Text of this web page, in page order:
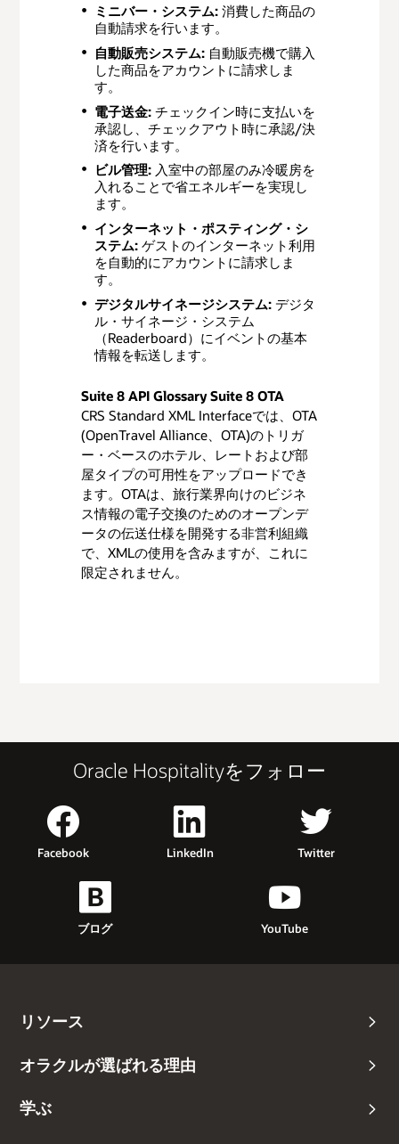
ミニバー・システム: 消費した商品の
自動請求を行います。
自動販売システム: 自動販売機で購入
した商品をアカウントに請求しま
す。
電子送金: チェックイン時に支払いを
承認し、チェックアウト時に承認/決
済を行います。
ビル管理: 入室中の部屋のみ冷暖房を
入れることで省エネルギーを実現し
ます。
インターネット・ポスティング・シ
ステム: ゲストのインターネット利用
を自動的にアカウントに請求しま
す。
デジタルサイネージシステム: デジタ
ル・サイネージ・システム
（Readerboard）にイベントの基本
情報を転送します。
Suite 8 API Glossary Suite 8 OTA
CRS Standard XML Interfaceでは、OTA
(OpenTravel Alliance、OTA)のトリガ
ー・ベースのホテル、レートおよび部
屋タイプの可用性をアップロードでき
ます。OTAは、旅行業界向けのビジネ
ス情報の電子交換のためのオープンデ
ータの伝送仕様を開発する非営利組織
で、XMLの使用を含みますが、これに
限定されません。
Oracle Hospitalityをフォロー
Facebook LinkedIn Twitter
ブログ YouTube
リソース
オラクルが選ばれる理由
学ぶ